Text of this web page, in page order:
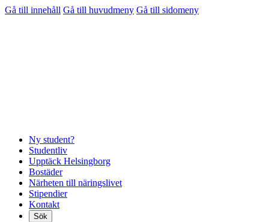
Gå till innehåll Gå till huvudmeny Gå till sidomeny
Ny student?
Studentliv
Upptäck Helsingborg
Bostäder
Närheten till näringslivet
Stipendier
Kontakt
Sök